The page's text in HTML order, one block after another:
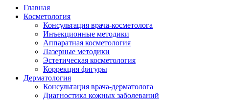
Главная
Косметология
Консультация врача-косметолога
Инъекционные методики
Аппаратная косметология
Лазерные методики
Эстетическая косметология
Коррекция фигуры
Дерматология
Консультация врача-дерматолога
Диагностика кожных заболеваний